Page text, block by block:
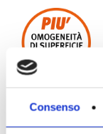
Consenso